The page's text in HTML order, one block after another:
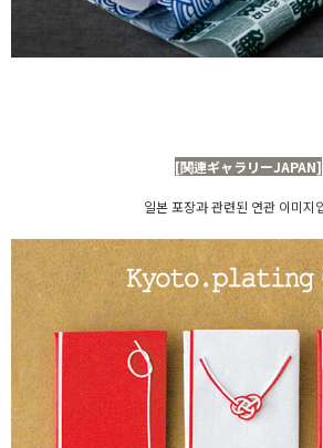
[関連ギャラリーJAPAN]
일본 포장과 관련된 연관 이미지